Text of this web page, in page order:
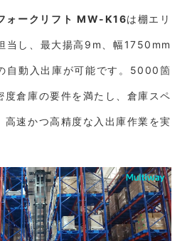
ォークリフト MW-K16は棚エリ
当し、最大揚高9m、幅1750mm
自動入出庫が可能です。5000箇
度倉庫の要件を満たし、倉庫スペ
高速かつ高精度な入出庫作業を実